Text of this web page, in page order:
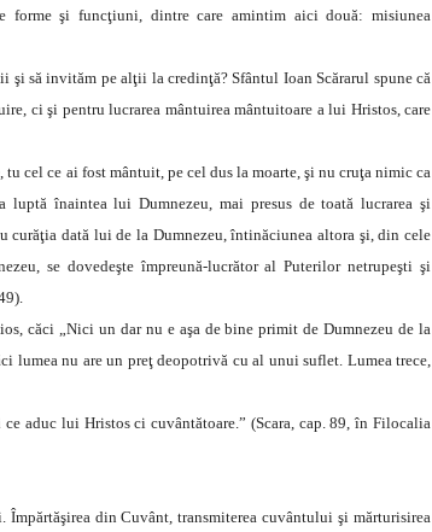
forme şi funcţiuni, dintre care amintim aici două: misiunea
şi să invităm pe alţii la credinţă? Sfântul Ioan Scărarul spune că
ci şi pentru lucrarea mântuirea mântuitoare a lui Hristos, care
cel ce ai fost mântuit, pe cel dus la moarte, şi nu cruţa nimic ca
luptă înaintea lui Dumnezeu, mai presus de toată lucrarea şi
curăţia dată lui de la Dumnezeu, întinăciunea altora şi, din cele
se dovedeşte împreună-lucrător al Puterilor netrupeşti şi
căci „Nici un dar nu e aşa de bine primit de Dumnezeu de la
lumea nu are un preţ deopotrivă cu al unui suflet. Lumea trece,
aduc lui Hristos ci cuvântătoare.” (Scara, cap. 89, în Filocalia
din Cuvânt, transmiterea cuvântului şi mărturisirea